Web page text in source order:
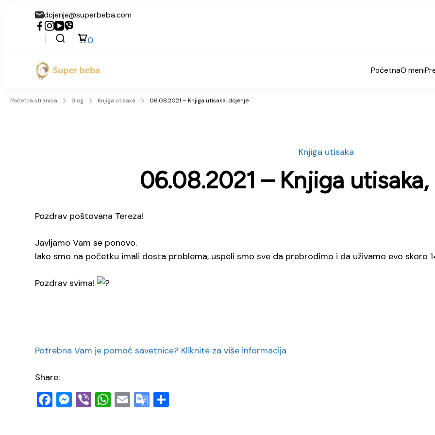
dojenje@superbeba.com
0
PočetnaO meni
Početna stranica Blog Knjiga utisaka 06.08.2021 – Knjiga utisaka, dojenje
Knjiga utisaka
06.08.2021 – Knjiga
Pozdrav poštovana Tereza!
Javljamo Vam se ponovo.
Iako smo na početku imali dosta problema, uspeli smo sve da prebrodimo i da uživamo evo skoro
Pozdrav svima!
Potrebna Vam je pomoć savetnice? Kliknite za više informacija
Share:
Facebook
Messenger
ViberWhatsApp
EmailGoogle